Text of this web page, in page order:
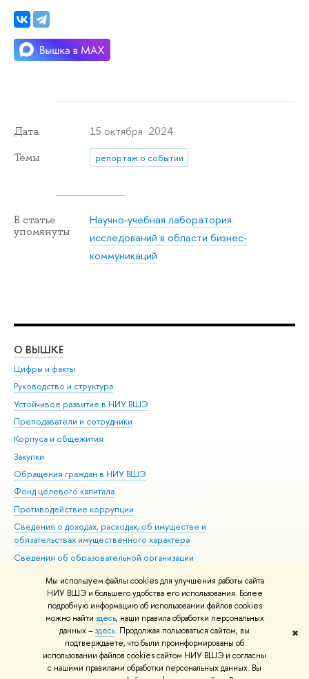
Мы используем файлы cookies для улучшения работы сайта
НИУ ВШЭ и большего удобства его использования. Более
подробную информацию об использовании файлов cookies
можно найти здесь, наши правила обработки персональных
данных –здесь. Продолжая пользоваться сайтом, вы
подтверждаете, что были проинформированы об
использовании файлов cookies сайтом НИУ ВШЭ и согласны
с нашими правилами обработки персональных данных. Вы
✖
Дата 15 октября 2024
Темы репортаж о событии
В статье
упомянуты
Научно-учебная лаборатория
исследований в области бизнес-
коммуникаций
О ВЫШКЕ
Цифры и факты
Руководство и структура
Устойчивое развитие в НИУ ВШЭ
Преподаватели и сотрудники
Корпуса и общежития
Закупки
Обращения граждан в НИУ ВШЭ
Фонд целевого капитала
Противодействие коррупции
Сведения о доходах, расходах, об имуществе и
обязательствах имущественного характера
Сведения об образовательной организации
Людям с ограниченными возможностями здоровья
Единая платежная страница
Работа в Вышке
© НИУ ВШЭ 1993–2026 Адреса и контакты Условия использования
материалов Политика конфиденциальности Карта сайта